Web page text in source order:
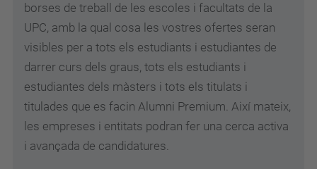
borses de treball de les escoles i facultats de la
UPC, amb la qual cosa les vostres ofertes seran
visibles per a tots els estudiants i estudiantes de
darrer curs dels graus, tots els estudiants i
estudiantes dels màsters i tots els titulats i
titulades que es facin Alumni Premium. Així mateix,
les empreses i entitats podran fer una cerca activa
i avançada de candidatures.